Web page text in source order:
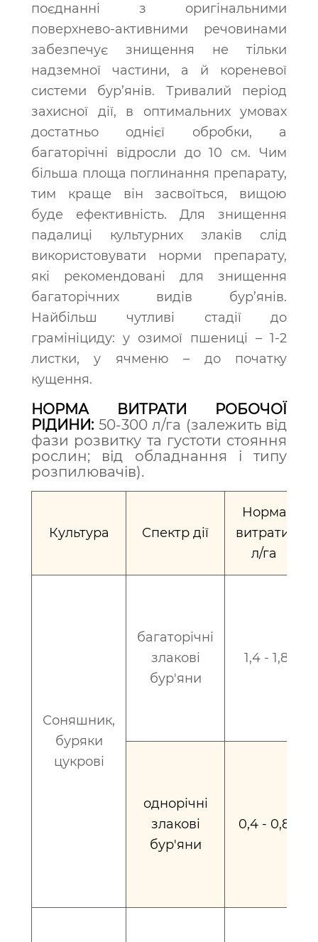
поєднанні з оригінальними
поверхнево-активними речовинами
забезпечує знищення не тільки
надземної частини, а й кореневої
системи бур’янів. Тривалий період
захисної дії, в оптимальних умовах
достатньо однієї обробки, а
багаторічні відросли до 10 см. Чим
більша площа поглинання препарату,
тим краще він засвоїться, вищою
буде ефективність. Для знищення
падалиці культурних злаків слід
використовувати норми препарату,
які рекомендовані для знищення
багаторічних видів бур’янів.
Найбільш чутливі стадії до
грамініциду: у озимої пшениці – 1-2
листки, у ячменю – до початку
кущення.
НОРМА ВИТРАТИ РОБОЧОЇ
РІДИНИ: 50-300 л/га (залежить від
фази розвитку та густоти стояння
рослин; від обладнання і типу
розпилювачів).
Культура Спектр дії
Норма
витрати,
л/га
Соняшник,
буряки
цукрові
багаторічні
злакові
бур'яни
1,4 - 1,8
однорічні
злакові
бур'яни
0,4 - 0,8